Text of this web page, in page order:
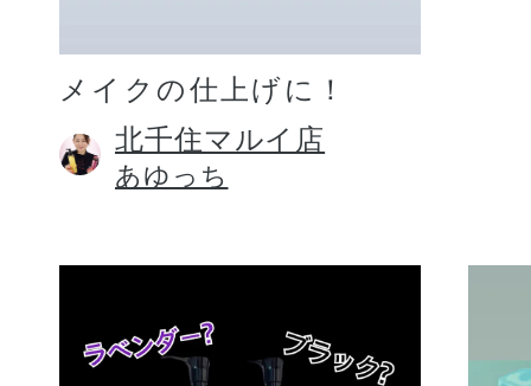
メイクの仕上げに！
北千住マルイ店
あゆっち